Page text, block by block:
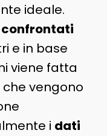
ideale.
confrontati
e in base
viene fatta
che vengono
i dati